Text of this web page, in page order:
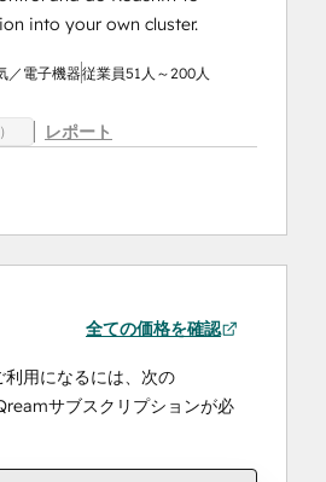
into your own cluster.
／電子機器従業員51人～200人
レポート
全ての価格を確認
利用になるには、次の
サブスクリプションが必